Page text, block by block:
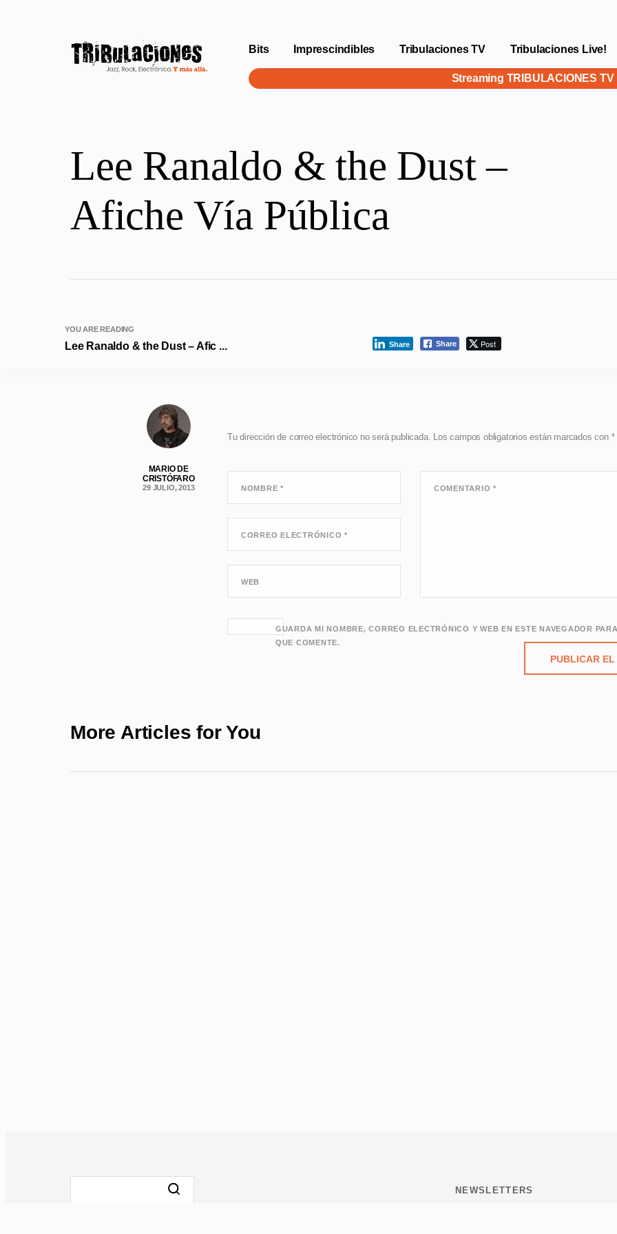
Bits Imprescindibles Tribulaciones TV Tribulaciones Live!
Streaming TRIBULACIONES
Lee Ranaldo & the Dust –
Afiche Vía Pública
YOU ARE READING
Lee Ranaldo & the Dust – Afic ... Share Post
Share
MARIO DE
CRISTÓFARO
29 JULIO, 2013
Tu dirección de correo electrónico no será publicada. Los campos obligatorios están marcados con *
COMENTARIO*
NOMBRE*
CORREO ELECTRÓNICO*
WEB
GUARDA MI NOMBRE, CORREO ELECTRÓNICO Y WEB EN ESTE NAVEGADOR
QUE COMENTE.
More Articles for You
NEWSLETTERS